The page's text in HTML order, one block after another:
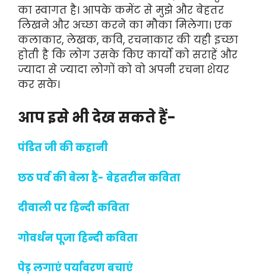
का स्वागत है। आपके कमेंट से मुझे और बेहतर
लिखने और अच्छा करने का मौका मिलेगा। एक
कलाकार, लेखक, कवि, रचनाकार की यही इच्छा
होती है कि लोग उसके किए कार्यों को सराहें और
ज्यादा से ज्यादा लोगों को वो अपनी रचना शेयर
कर सके।
आप इसे भी देख सकते हैं-
पंडित जी की कहानी
छठ पर्व की बेला है- बेहतरीन कविता
दीवाली पर हिन्दी कविता
गोवर्धन पूजा हिन्दी कविता
पेड़ लगाएं पर्यावरण बचाएं